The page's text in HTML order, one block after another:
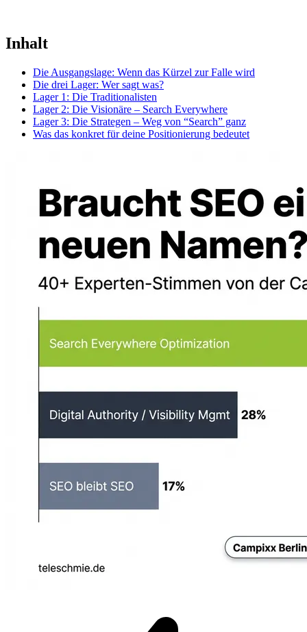
Inhalt
Die Ausgangslage: Wenn das Kürzel zur Falle wird
Die drei Lager: Wer sagt was?
Lager 1: Die Traditionalisten
Lager 2: Die Visionäre – Search Everywhere
Lager 3: Die Strategen – Weg von “Search” ganz
Was das konkret für deine Positionierung bedeutet